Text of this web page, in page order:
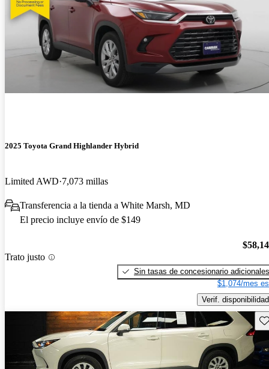
2025 Toyota Grand Highlander Hybrid
Limited AWD 7,073 millas
Transferencia a la tienda a White Marsh, MD
El precio incluye envío de $149
Trato justo
Sin tasas de concesionario adicionales
$1,074/mes
Verif. disponibilidad